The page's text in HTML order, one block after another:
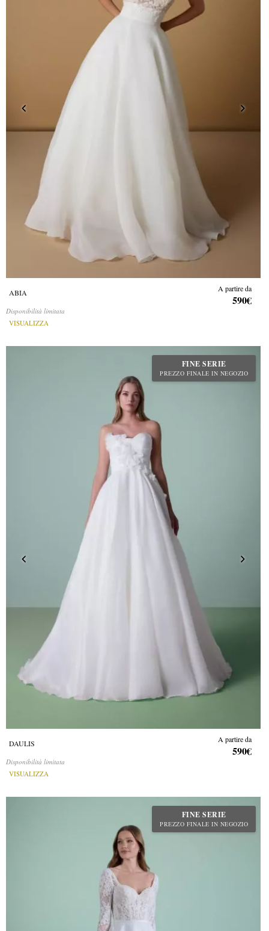
ABIA
Disponibilità limitata
VISUALIZZA
A partire da
590€
FINE SERIE
PREZZO FINALE IN NEGOZIO
DAULIS
Disponibilità limitata
VISUALIZZA
A partire da
590€
FINE SERIE
PREZZO FINALE IN NEGOZIO